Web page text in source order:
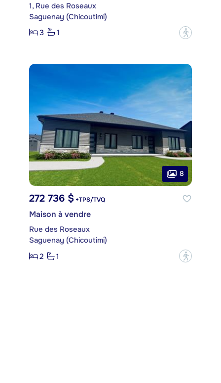
1, Rue des Roseaux
Saguenay (Chicoutimi)
3
1 ?
8
272 736 $ +TPS/TVQ
Maison à vendre
Rue des Roseaux
Saguenay (Chicoutimi)
2
1 ?